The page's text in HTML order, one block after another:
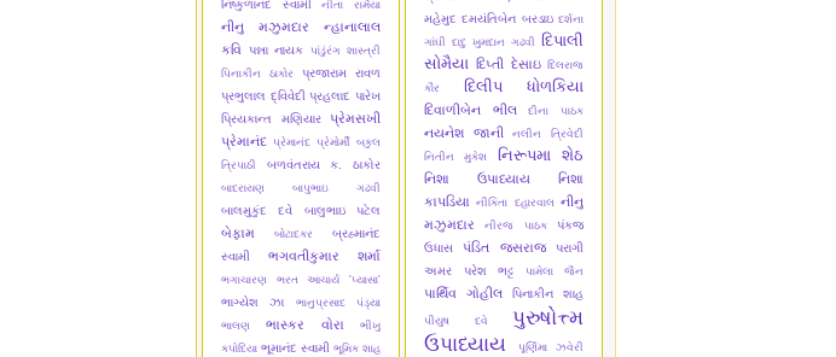
નિષ્કુળાનંદ સ્વામી
નીતા રામૈયા
નીનુ મઝુમદાર
ન્હાનાલાલ
કવિ
પન્ના નાયક પાંડુંરંગ શાસ્ત્રી
પિનાકીન ઠાકોર
પ્રજારામ રાવળ
પ્રભુલાલ દ્વિવેદી પ્રહલાદ પારેખ
પ્રિયકાન્ત મણિયાર
પ્રેમસખી
પ્રેમાનંદ પ્રેમાનંદ પ્રેમોર્મી બકુલ
ત્રિપાઠી
બળવંતરાય ક. ઠાકોર
બાદરાયણ બાપુભાઇ ગઢવી
બાલમુકુંદ દવે બાલુભાઇ પટેલ
બેફામ બોટાદકર
બ્રહ્માનંદ
સ્વામી
ભગવતીકુમાર શર્મા
ભગાચારણ ભરત આચાર્ય 'પ્યાસા'
ભાગ્યેશ ઝા
ભાનુપ્રસાદ પંડ્યા
ભાલણ
ભાસ્કર વોરા
ભીખુ
કપોદિયા ભૂમાનંદ સ્વામી ભૂમિક શાહ
મહેમુદ દમયંતિબેન બરડાઇ દર્શના
ગાંઘી દાદુ ખુમદાન ગઢવી દિપાલી
સોમૈયા દિપ્તી દેસાઇ દિલરાજ
કૌર
દિલીપ ધોળકિયા
દિવાળીબેન ભીલ દીના પાઠક
નયનેશ જાની
નલીન ત્રિવેદી
નિતીન મુકેશ
નિરૂપમા શેઠ
નિશા ઉપાધ્યાય
નિશા
કાપડિયા
નીકિતા દહારવાલ નીનુ
મઝુમદાર
નીરજ પાઠક
પંકજ
ઉધાસ
પંડિત જસરાજ
પરાગી
અમર
પરેશ ભટ્ટ પામેલા જૈન
પાર્થિવ ગોહીલ પિનાકીન શાહ
પીયુષ દવે
પુરુષોત્ત્મ
ઉપાધ્યાય
પૂર્ણિમા ઝવેરી